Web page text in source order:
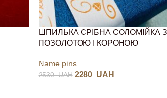
ШПИЛЬКА СРІБНА СОЛОМІЙКА З
ПОЗОЛОТОЮ І КОРОНОЮ
Name pins
2530UAH 2280 UAH